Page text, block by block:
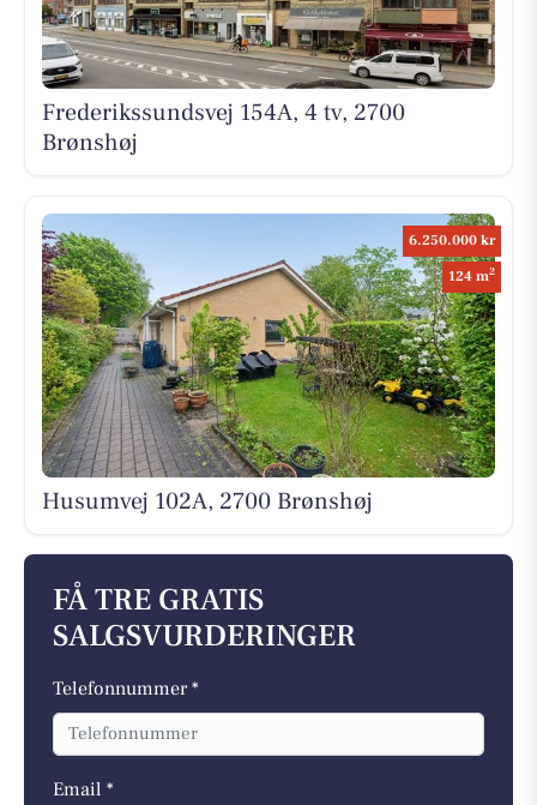
Frederikssundsvej 154A, 4 tv, 2700
Brønshøj
6.250.000 kr
124 m2
Husumvej 102A, 2700 Brønshøj
FÅ TRE GRATIS
SALGSVURDERINGER
Telefonnummer *
Email *